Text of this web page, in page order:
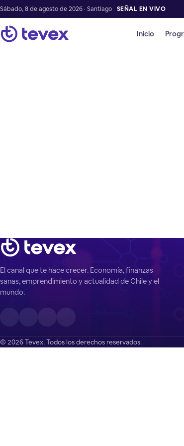
Sábado, 8 de agosto de 2026 · Santiago SEÑAL EN VIVO
Inicio
El canal que te hace crecer. Economía, finanzas
sanas, emprendimiento y actualidad de Chile y el
mundo.
© 2026 Tevex. Todos los derechos reservados.